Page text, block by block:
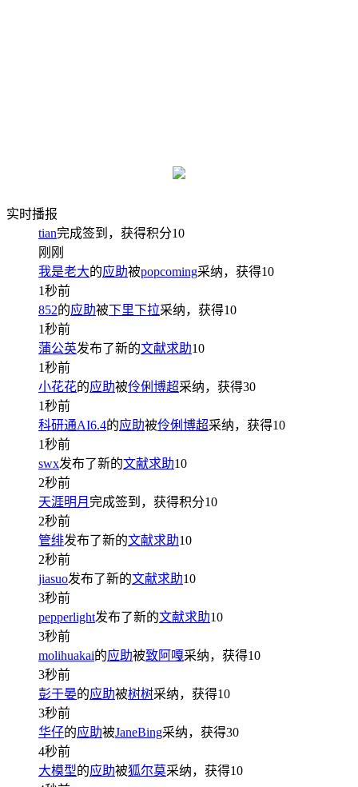
实时播报
tian完成签到，获得积分10
刚刚
我是老大的应助被popcoming采纳，获得10
1秒前
852的应助被下里下拉采纳，获得10
1秒前
蒲公英发布了新的文献求助10
1秒前
小花花的应助被伶俐博超采纳，获得30
1秒前
科研通AI6.4的应助被伶俐博超采纳，获得10
1秒前
swx发布了新的文献求助10
2秒前
天涯明月 完成签到，获得积分10
2秒前
管绯发布了新的文献求助10
2秒前
jiasuo发布了新的文献求助10
3秒前
pepperlight发布了新的文献求助10
3秒前
molihuakai的应助被致阿嘎采纳，获得10
3秒前
彭于晏的应助被树树采纳，获得10
3秒前
华仔的应助被JaneBing采纳，获得30
4秒前
大模型的应助被狐尔莫采纳，获得10